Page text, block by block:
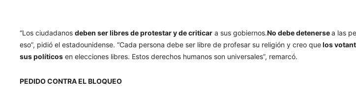
“Los ciudadanosdeben ser libres de protestar y de criticar a sus gobiernos.No debe detenersea las
eso”, pidió el estadounidense. “Cada persona debe ser libre de profesar su religión y creo quelos
sus políticos en elecciones libres. Estos derechos humanos son universales”, remarcó.
PEDIDO CONTRA EL BLOQUEO